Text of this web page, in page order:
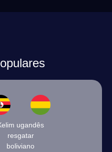
ugandês
resgatar
boliviano